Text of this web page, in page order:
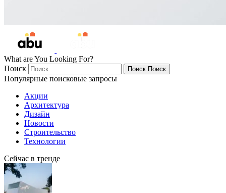
What are You Looking For?
Поиск
Поиск Поиск
Популярные поисковые запросы
Акции
Архитектура
Дизайн
Новости
Строительство
Технологии
Сейчас в тренде